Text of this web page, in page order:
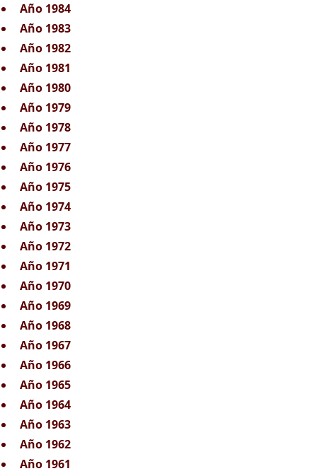
Año 1984
Año 1983
Año 1982
Año 1981
Año 1980
Año 1979
Año 1978
Año 1977
Año 1976
Año 1975
Año 1974
Año 1973
Año 1972
Año 1971
Año 1970
Año 1969
Año 1968
Año 1967
Año 1966
Año 1965
Año 1964
Año 1963
Año 1962
Año 1961